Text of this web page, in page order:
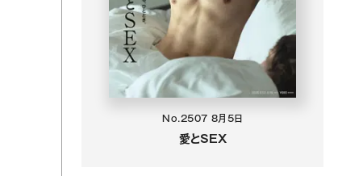
No.2507 8月5日
愛とSEX